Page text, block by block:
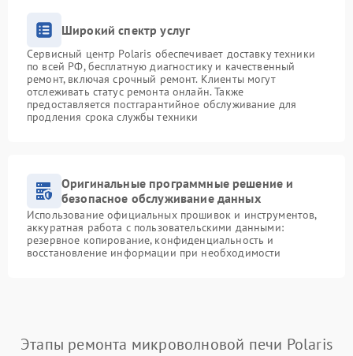
Широкий спектр услуг
Сервисный центр Polaris обеспечивает доставку техники
по всей РФ, бесплатную диагностику и качественный
ремонт, включая срочный ремонт. Клиенты могут
отслеживать статус ремонта онлайн. Также
предоставляется постгарантийное обслуживание для
продления срока службы техники
Оригинальные программные решение и
безопасное обслуживание данных
Использование официальных прошивок и инструментов,
аккуратная работа с пользовательскими данными:
резервное копирование, конфиденциальность и
восстановление информации при необходимости
Этапы ремонта микроволновой печи Polaris